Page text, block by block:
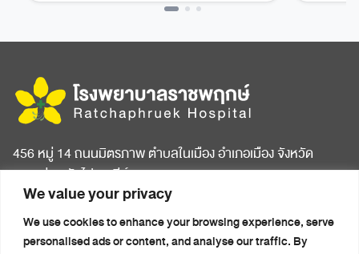
We value your privacy
We use cookies to enhance your browsing experience, serve
personalised ads or content, and analyse our traffic. By
456 หมู่ 14 ถนนมิตรภาพ ตำบลในเมือง อำเภอเมือง จังหวัด
ขอนแก่น รหัสไปรษณีย์ 40000
หน้าแรก
เกี่ยวกับโรงพยาบาล
บทความสุขภาพ
ข่าวประชาสัมพันธ์